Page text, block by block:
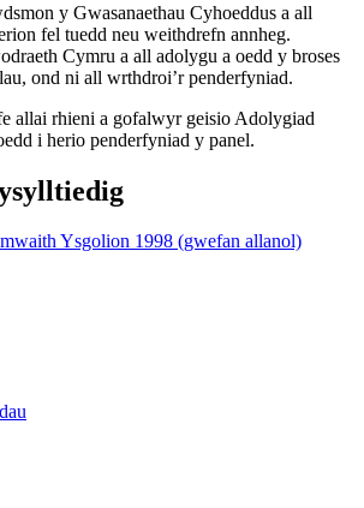
y Gwasanaethau Cyhoeddus a all
fel tuedd neu weithdrefn annheg.
Cymru a all adolygu a oedd y broses
ond ni all wrthdroi’r penderfyniad.
allai rhieni a gofalwyr geisio Adolygiad
i herio penderfyniad y panel.
Ysgolion 1998 (gwefan allanol)